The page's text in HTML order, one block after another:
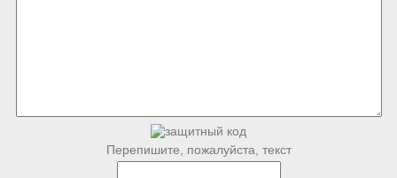
Перепишите, пожалуйста, текст